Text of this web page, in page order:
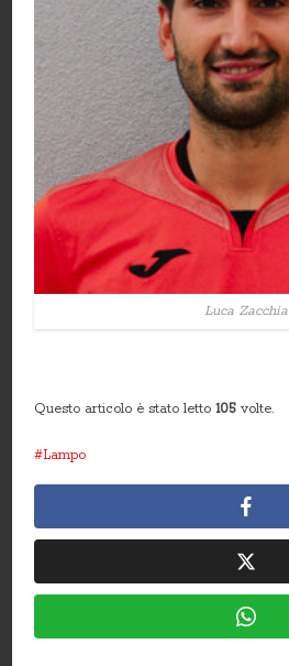
Luca Zacchia
Questo articolo è stato letto105 volte.
Lampo